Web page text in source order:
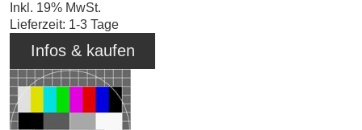
Inkl. 19% MwSt.
Lieferzeit: 1-3 Tage
Infos & kaufen